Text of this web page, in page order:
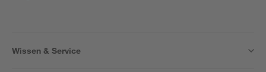
Wissen & Service